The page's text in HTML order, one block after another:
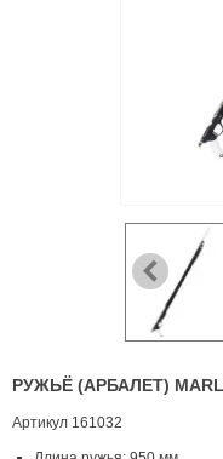
РУЖЬЁ (АРБАЛЕТ)
Артикул 161032